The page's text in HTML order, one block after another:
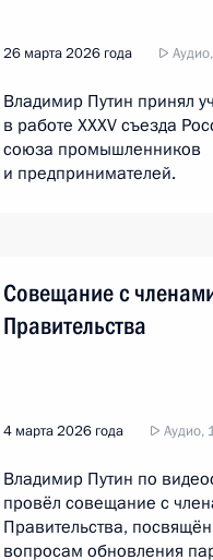
26 марта 2026 года
Владимир Путин принял
в работе XXXV съезда
союза промышленников
и предпринимателей.
Совещание с
Правительства
4 марта 2026 года Аудио,
Владимир Путин по
провёл совещание с
Правительства,
вопросам обновления